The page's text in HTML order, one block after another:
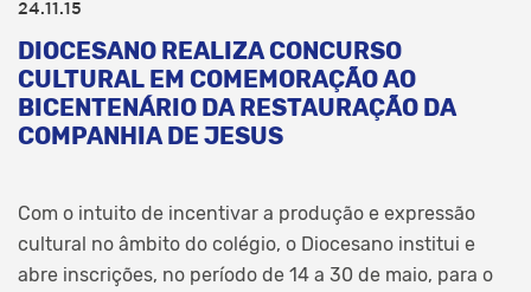
24.11.15
DIOCESANO REALIZA CONCURSO
CULTURAL EM COMEMORAÇÃO AO
BICENTENÁRIO DA RESTAURAÇÃO DA
COMPANHIA DE JESUS
Com o intuito de incentivar a produção e expressão
cultural no âmbito do colégio, o Diocesano institui e
abre inscrições, no período de 14 a 30 de maio, para o